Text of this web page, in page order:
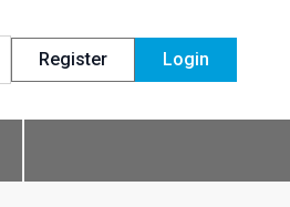
Register Login